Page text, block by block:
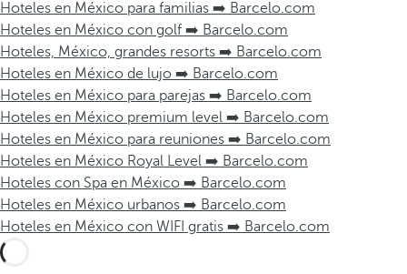
Hoteles en México para familias ➡️ Barcelo.com
Hoteles en México con golf ➡️ Barcelo.com
Hoteles, México, grandes resorts ➡️ Barcelo.com
Hoteles en México de lujo ➡️ Barcelo.com
Hoteles en México para parejas ➡️ Barcelo.com
Hoteles en México premium level ➡️ Barcelo.com
Hoteles en México para reuniones ➡️ Barcelo.com
Hoteles en México Royal Level ➡️ Barcelo.com
Hoteles con Spa en México ➡️ Barcelo.com
Hoteles en México urbanos ➡️ Barcelo.com
Hoteles en México con WIFI gratis ➡️ Barcelo.com